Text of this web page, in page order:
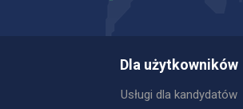
Dla użytkowników
Usługi dla kandydatów